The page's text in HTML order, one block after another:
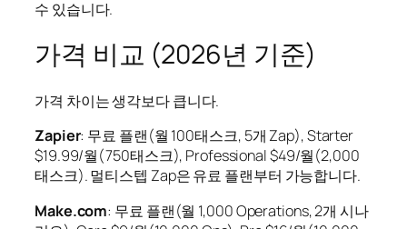
수 있습니다.
가격 비교 (2026년 기준)
가격 차이는 생각보다 큽니다.
Zapier: 무료 플랜(월 100태스크, 5개 Zap), Starter
$19.99/월(750태스크), Professional $49/월(2,000
태스크). 멀티스텝 Zap은 유료 플랜부터 가능합니다.
Make.com: 무료 플랜(월 1,000 Operations, 2개 시나